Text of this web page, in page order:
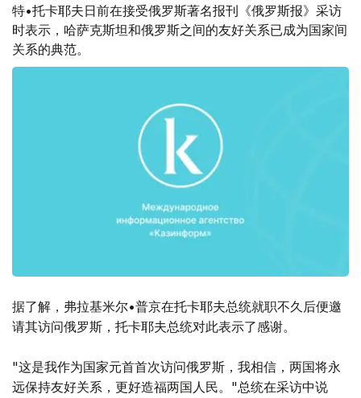
特•托卡耶夫日前在接受俄罗斯著名报刊《俄罗斯报》采访
时表示，哈萨克斯坦和俄罗斯之间的友好关系已成为国家间
关系的典范。
据了解，弗拉基米尔•普京在托卡耶夫总统就职不久后便邀
请其访问俄罗斯，托卡耶夫总统对此表示了感谢。
"这是我作为国家元首首次访问俄罗斯，我相信，两国将永
远保持友好关系，更好造福两国人民。"总统在采访中说